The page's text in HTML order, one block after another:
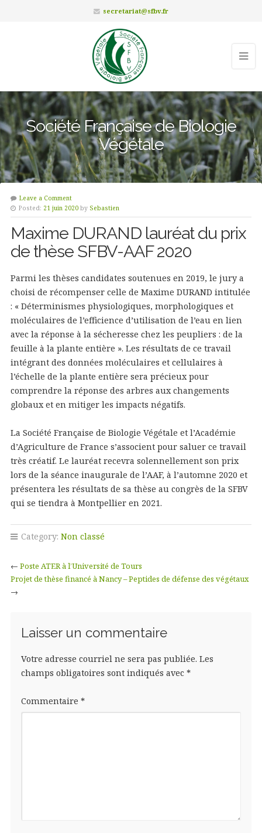
secretariat@sfbv.fr
Société Française de Biologie
Végétale
Leave a Comment
Posted: 21 juin 2020 by Sebastien
Maxime DURAND lauréat du prix
de thèse SFBV-AAF 2020
Parmi les thèses candidates soutenues en 2019, le jury a
choisi de récompenser celle de Maxime DURAND intitulée
: « Déterminismes physiologiques, morphologiques et
moléculaires de l’efficience d’utilisation de l’eau en lien
avec la réponse à la sécheresse chez les peupliers : de la
feuille à la plante entière ». Les résultats de ce travail
intégrant des données moléculaires et cellulaires à
l’échelle de la plante entière sera précieux pour
comprendre la réponse des arbres aux changements
globaux et en mitiger les impacts négatifs.
La Société Française de Biologie Végétale et l’Académie
d’Agriculture de France s’associent pour saluer ce travail
très créatif. Le lauréat recevra solennellement son prix
lors de la séance inaugurale de l’AAF, à l’automne 2020 et
présentera les résultats de sa thèse au congrès de la SFBV
qui se tiendra à Montpellier en 2021.
Category: Non classé
← Poste ATER à l’Université de Tours
Projet de thèse financé à Nancy – Peptides de défense des végétaux
→
Laisser un commentaire
Votre adresse courriel ne sera pas publiée. Les
champs obligatoires sont indiqués avec *
Commentaire *